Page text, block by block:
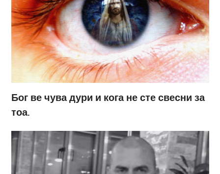
Бог ве чува дури и кога не сте свесни за
тоа.